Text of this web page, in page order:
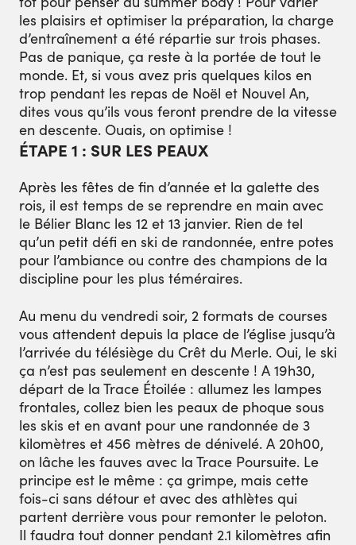
les plaisirs et optimiser la préparation, la charge
d’entraînement a été répartie sur trois phases.
Pas de panique, ça reste à la portée de tout le
monde. Et, si vous avez pris quelques kilos en
trop pendant les repas de Noël et Nouvel An,
dites vous qu’ils vous feront prendre de la vitesse
en descente. Ouais, on optimise !
ÉTAPE 1 : SUR LES PEAUX
Après les fêtes de fin d’année et la galette des
rois, il est temps de se reprendre en main avec
le Bélier Blanc les 12 et 13 janvier. Rien de tel
qu’un petit défi en ski de randonnée, entre potes
pour l’ambiance ou contre des champions de la
discipline pour les plus téméraires.
Au menu du vendredi soir, 2 formats de courses
vous attendent depuis la place de l’église jusqu’à
l’arrivée du télésiège du Crêt du Merle. Oui, le ski
ça n’est pas seulement en descente ! A 19h30,
départ de la Trace Étoilée : allumez les lampes
frontales, collez bien les peaux de phoque sous
les skis et en avant pour une randonnée de 3
kilomètres et 456 mètres de dénivelé. A 20h00,
on lâche les fauves avec la Trace Poursuite. Le
principe est le même : ça grimpe, mais cette
fois-ci sans détour et avec des athlètes qui
partent derrière vous pour remonter le peloton.
Il faudra tout donner pendant 2.1 kilomètres afin